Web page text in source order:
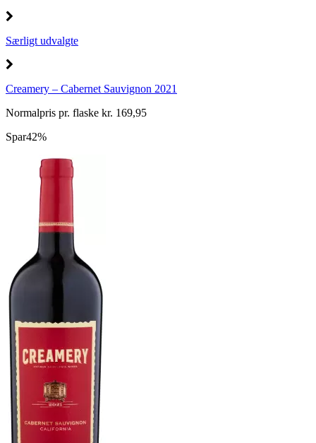
Særligt udvalgte
Creamery – Cabernet Sauvignon 2021
Normalpris pr. flaske kr. 169,95
Spar42%